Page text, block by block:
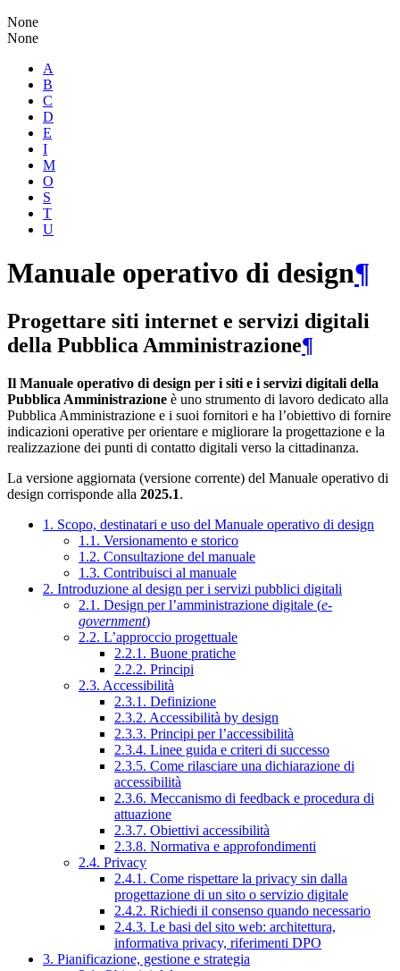
None
None
A
B
C
D
E
I
M
O
S
T
U
Manuale operativo di design¶
Progettare siti internet e servizi digitali
della Pubblica Amministrazione¶
Il Manuale operativo di design per i siti e i servizi digitali della
Pubblica Amministrazione è uno strumento di lavoro dedicato alla
Pubblica Amministrazione e i suoi fornitori e ha l’obiettivo di fornire
indicazioni operative per orientare e migliorare la progettazione e la
realizzazione dei punti di contatto digitali verso la cittadinanza.
La versione aggiornata (versione corrente) del Manuale operativo di
design corrisponde alla 2025.1.
1. Scopo, destinatari e uso del Manuale operativo di design
1.1. Versionamento e storico
1.2. Consultazione del manuale
1.3. Contribuisci al manuale
2. Introduzione al design per i servizi pubblici digitali
2.1. Design per l’amministrazione digitale (e-
government)
2.2. L’approccio progettuale
2.2.1. Buone pratiche
2.2.2. Principi
2.3. Accessibilità
2.3.1. Definizione
2.3.2. Accessibilità by design
2.3.3. Principi per l’accessibilità
2.3.4. Linee guida e criteri di successo
2.3.5. Come rilasciare una dichiarazione di
accessibilità
2.3.6. Meccanismo di feedback e procedura di
attuazione
2.3.7. Obiettivi accessibilità
2.3.8. Normativa e approfondimenti
2.4. Privacy
2.4.1. Come rispettare la privacy sin dalla
progettazione di un sito o servizio digitale
2.4.2. Richiedi il consenso quando necessario
2.4.3. Le basi del sito web: architettura,
informativa privacy, riferimenti DPO
3. Pianificazione, gestione e strategia